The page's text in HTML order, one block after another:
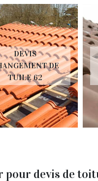
DEVIS
DE
TUILE 62
pour devis de